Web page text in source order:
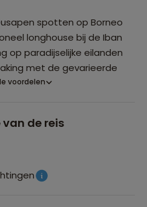
spotten op Borneo
longhouse bij de Iban
op paradijselijke eilanden
met de gevarieerde
voordelen
de reis